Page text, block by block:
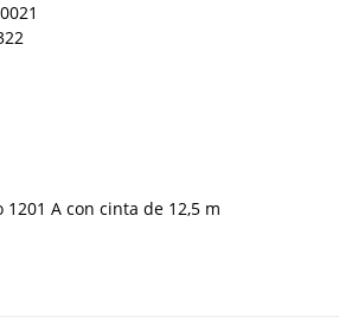
A con cinta de 12,5 m